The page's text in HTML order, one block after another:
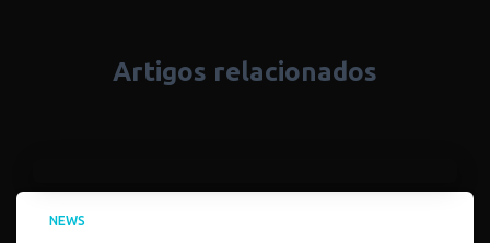
Artigos relacionados
NEWS